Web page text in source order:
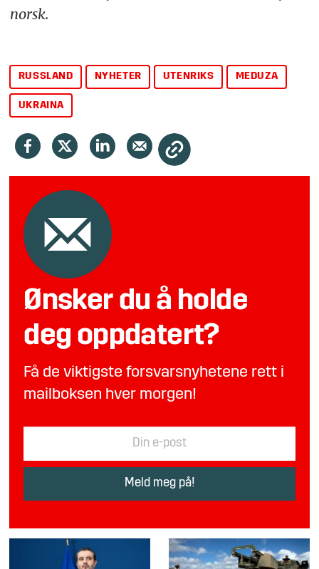
norsk.
RUSSLAND NYHETER UTENRIKS MEDUZA
UKRAINA
Ønsker du å holde
deg oppdatert?
Få de viktigste forsvarsnyhetene rett i
mailboksen hver morgen!